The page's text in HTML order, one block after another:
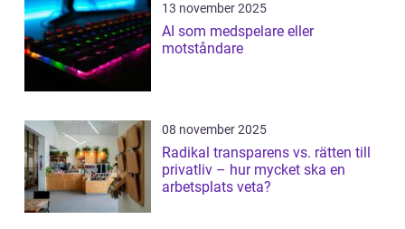
13 november 2025
AI som medspelare eller
motståndare
08 november 2025
Radikal transparens vs. rätten till
privatliv – hur mycket ska en
arbetsplats veta?